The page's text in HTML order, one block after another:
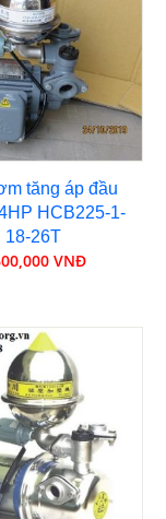
tăng áp đầu
HCB225-1-
18-26T
VNĐ